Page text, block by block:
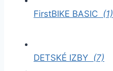
FirstBIKE BASIC (1)
DETSKÉ IZBY (7)